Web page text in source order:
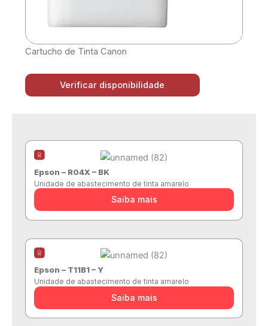
Cartucho de Tinta Canon
Verificar disponibilidade
Epson – R04X – BK
Unidade de abastecimento de tinta amarelo
Saiba mais
Epson – T11B1 – Y
Unidade de abastecimento de tinta amarelo
Saiba mais